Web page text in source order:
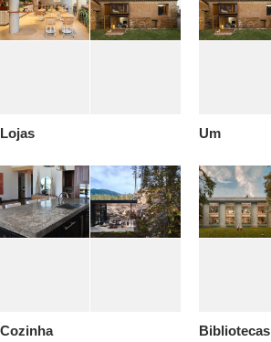
Lojas Um
Cozinha Bibliotecas